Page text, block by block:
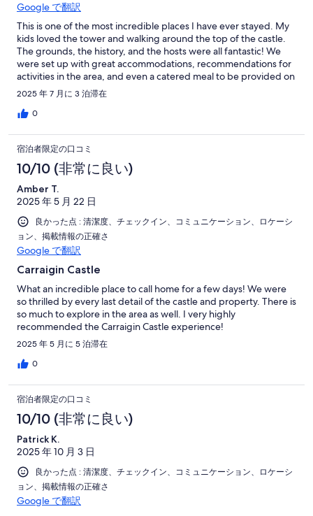
Google で翻訳
This is one of the most incredible places I have ever stayed. My
kids loved the tower and walking around the top of the castle.
The grounds, the history, and the hosts were all fantastic! We
were set up with great accommodations, recommendations for
activities in the area, and even a catered meal to be provided on
check-in.
2025 年 7 月に 3 泊滞在
0
宿泊者限定の口コミ
10/10 (非常に良い)
Amber T.
2025 年 5 月 22 日
良かった点 : 清潔度、チェックイン、コミュニケーション、ロケーシ
ョン、掲載情報の正確さ
Google で翻訳
Carraigin Castle
What an incredible place to call home for a few days! We were
so thrilled by every last detail of the castle and property. There is
so much to explore in the area as well. I very highly
recommended the Carraigin Castle experience!
2025 年 5 月に 5 泊滞在
0
宿泊者限定の口コミ
10/10 (非常に良い)
Patrick K.
2025 年 10 月 3 日
良かった点 : 清潔度、チェックイン、コミュニケーション、ロケーシ
ョン、掲載情報の正確さ
Google で翻訳